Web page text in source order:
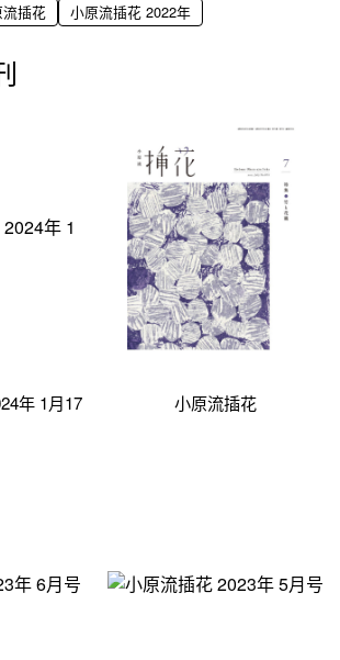
插花 小原流插花 2022年
年 1月17
小原流插花